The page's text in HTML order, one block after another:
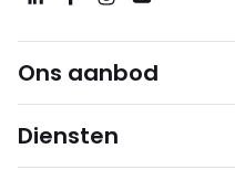
Ons aanbod
Diensten